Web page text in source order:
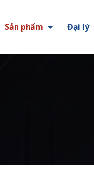
Sản phẩm Đại lý